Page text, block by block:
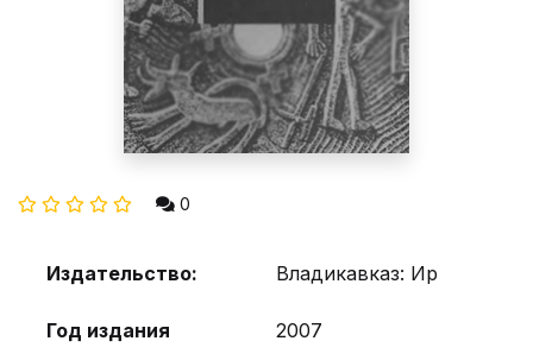
0
Издательство: Владикавказ: Ир
Год издания 2007